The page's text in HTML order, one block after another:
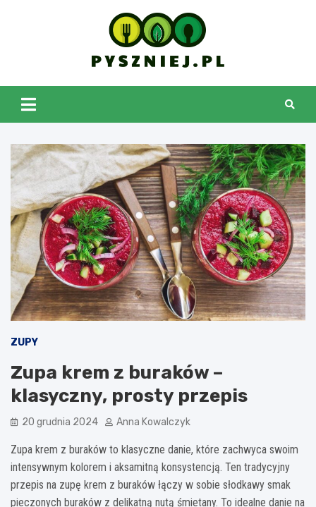
pyszniej.pl
ZUPY
Zupa krem z buraków –
klasyczny, prosty przepis
20 grudnia 2024 Anna Kowalczyk
Zupa krem z buraków to klasyczne danie, które zachwyca swoim
intensywnym kolorem i aksamitną konsystencją. Ten tradycyjny
przepis na zupę krem z buraków łączy w sobie słodkawy smak
pieczonych buraków z delikatną nutą śmietany. To idealne danie na